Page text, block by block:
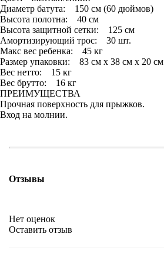
Диаметр батута: 150 см (60 дюймов)
Высота полотна: 40 см
Высота защитной сетки: 125 см
Амортизирующий трос: 30 шт.
Макс вес ребенка: 45 кг
Размер упаковки: 83 см х 38 см х 20 см
Вес нетто: 15 кг
Вес брутто: 16 кг
ПРЕИМУЩЕСТВА
Прочная поверхность для прыжков.
Вход на молнии.
Отзывы
Нет оценок
Оставить отзыв